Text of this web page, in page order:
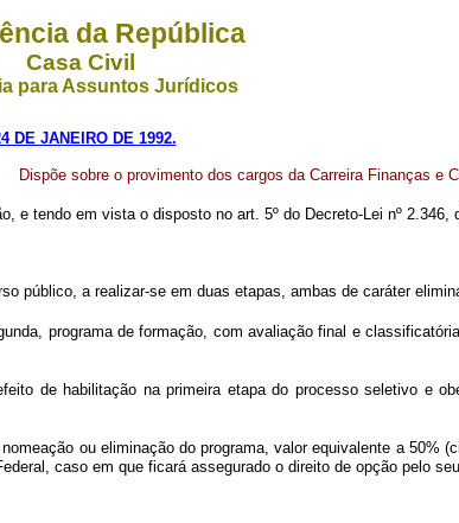
da República
Casa Civil
para Assuntos Jurídicos
DE JANEIRO DE 1992.
Dispõe sobre o provimento dos cargos da Carreira Finanças e
e tendo em vista o disposto no art. 5º do Decreto-Lei nº 2.346,
público, a realizar-se em duas etapas, ambas de caráter
programa de formação, com avaliação final e
de habilitação na primeira etapa do processo seletivo e
ou eliminação do programa, valor equivalente a 50%
caso em que ficará assegurado o direito de opção pelo